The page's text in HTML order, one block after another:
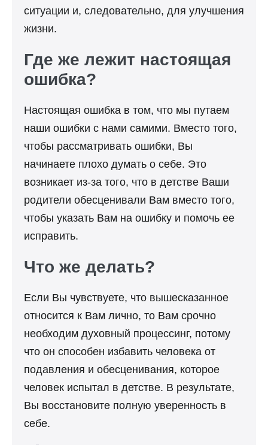
ситуации и, следовательно, для улучшения
жизни.
Где же лежит настоящая
ошибка?
Настоящая ошибка в том, что мы путаем
наши ошибки с нами самими. Вместо того,
чтобы рассматривать ошибки, Вы
начинаете плохо думать о себе. Это
возникает из-за того, что в детстве Ваши
родители обесценивали Вам вместо того,
чтобы указать Вам на ошибку и помочь ее
исправить.
Что же делать?
Если Вы чувствуете, что вышесказанное
относится к Вам лично, то Вам срочно
необходим духовный процессинг, потому
что он способен избавить человека от
подавления и обесценивания, которое
человек испытал в детстве. В результате,
Вы восстановите полную уверенность в
себе.